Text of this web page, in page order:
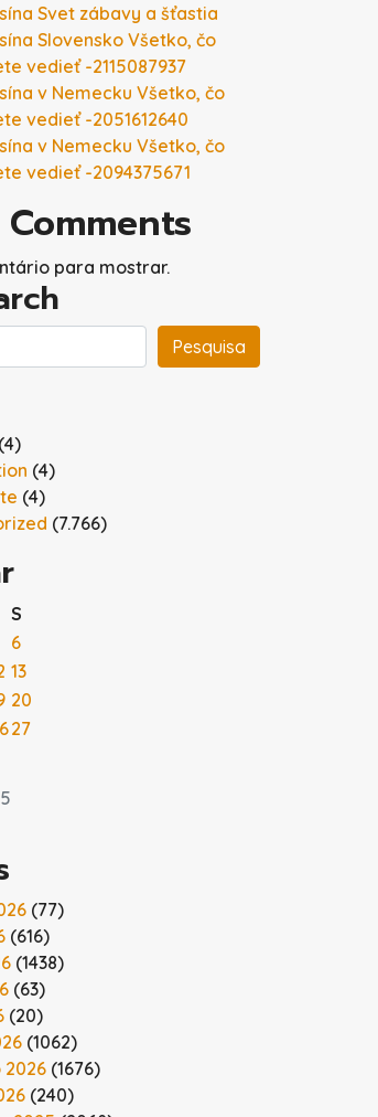
Svet zábavy a šťastia
Slovensko Všetko, čo
vedieť -2115087937
v Nemecku Všetko, čo
vedieť -2051612640
v Nemecku Všetko, čo
vedieť -2094375671
para mostrar.
Pesquisa
(4)
(4)
(4)
(7.766)
S
6
13
20
27
(77)
(616)
(1438)
(63)
(20)
(1062)
(1676)
(240)